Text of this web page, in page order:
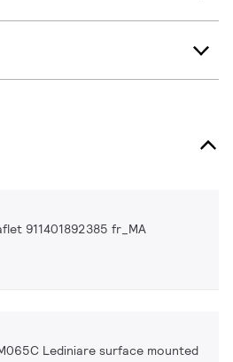
911401892385 fr_MA
Lediniare surface mounted